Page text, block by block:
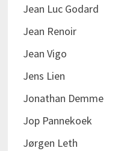
Jean Luc Godard
Jean Renoir
Jean Vigo
Jens Lien
Jonathan Demme
Jop Pannekoek
Jørgen Leth